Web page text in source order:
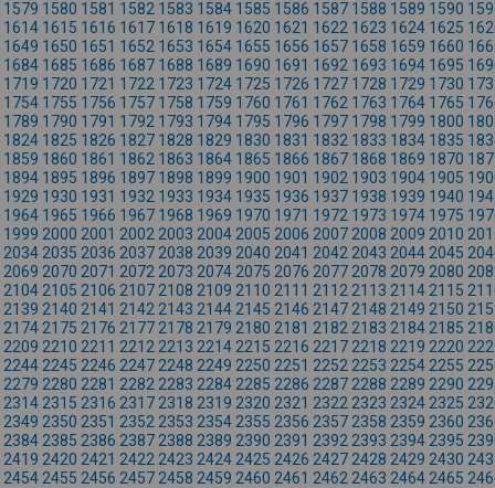
1579 1580 1581 1582 1583 1584 1585 1586 1587 1588 1589 1590
1614 1615 1616 1617 1618 1619 1620 1621 1622 1623 1624 1625
1649 1650 1651 1652 1653 1654 1655 1656 1657 1658 1659 1660
1684 1685 1686 1687 1688 1689 1690 1691 1692 1693 1694 1695
1719 1720 1721 1722 1723 1724 1725 1726 1727 1728 1729 1730
1754 1755 1756 1757 1758 1759 1760 1761 1762 1763 1764 1765
1789 1790 1791 1792 1793 1794 1795 1796 1797 1798 1799 1800
1824 1825 1826 1827 1828 1829 1830 1831 1832 1833 1834 1835
1859 1860 1861 1862 1863 1864 1865 1866 1867 1868 1869 1870
1894 1895 1896 1897 1898 1899 1900 1901 1902 1903 1904 1905
1929 1930 1931 1932 1933 1934 1935 1936 1937 1938 1939 1940
1964 1965 1966 1967 1968 1969 1970 1971 1972 1973 1974 1975
1999 2000 2001 2002 2003 2004 2005 2006 2007 2008 2009 2010
2034 2035 2036 2037 2038 2039 2040 2041 2042 2043 2044 2045
2069 2070 2071 2072 2073 2074 2075 2076 2077 2078 2079 2080
2104 2105 2106 2107 2108 2109 2110 2111 2112 2113 2114 2115
2139 2140 2141 2142 2143 2144 2145 2146 2147 2148 2149 2150
2174 2175 2176 2177 2178 2179 2180 2181 2182 2183 2184 2185
2209 2210 2211 2212 2213 2214 2215 2216 2217 2218 2219 2220
2244 2245 2246 2247 2248 2249 2250 2251 2252 2253 2254 2255
2279 2280 2281 2282 2283 2284 2285 2286 2287 2288 2289 2290
2314 2315 2316 2317 2318 2319 2320 2321 2322 2323 2324 2325
2349 2350 2351 2352 2353 2354 2355 2356 2357 2358 2359 2360
2384 2385 2386 2387 2388 2389 2390 2391 2392 2393 2394 2395
2419 2420 2421 2422 2423 2424 2425 2426 2427 2428 2429 2430
2454 2455 2456 2457 2458 2459 2460 2461 2462 2463 2464 2465